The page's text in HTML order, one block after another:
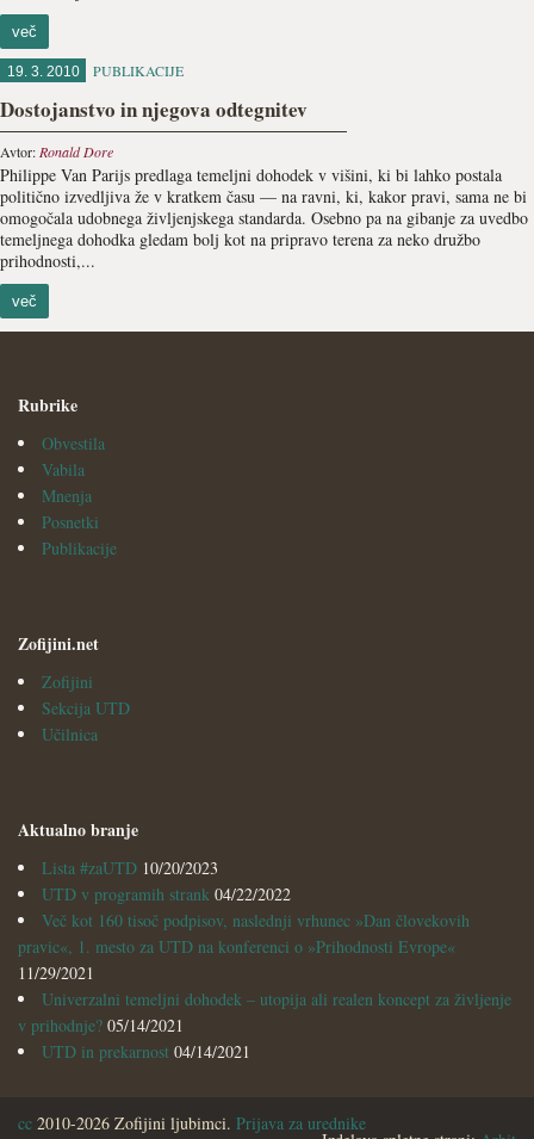
več
19. 3. 2010 PUBLIKACIJE
Dostojanstvo in njegova odtegnitev
Avtor: Ronald Dore
Philippe Van Parijs predlaga temeljni dohodek v višini, ki bi lahko postala
politično izvedljiva že v kratkem času — na ravni, ki, kakor pravi, sama ne bi
omogočala udobnega življenjskega standarda. Osebno pa na gibanje za uvedbo
temeljnega dohodka gledam bolj kot na pripravo terena za neko družbo
prihodnosti,...
več
Rubrike
Obvestila
Vabila
Mnenja
Posnetki
Publikacije
Zofijini.net
Zofijini
Sekcija UTD
Učilnica
Aktualno branje
Lista #zaUTD 10/20/2023
UTD v programih strank 04/22/2022
Več kot 160 tisoč podpisov, naslednji vrhunec »Dan človekovih
pravic«, 1. mesto za UTD na konferenci o »Prihodnosti Evrope«
11/29/2021
Univerzalni temeljni dohodek – utopija ali realen koncept za življenje
v prihodnje? 05/14/2021
UTD in prekarnost 04/14/2021
cc 2010-2026 Zofijini ljubimci. Prijava za urednike